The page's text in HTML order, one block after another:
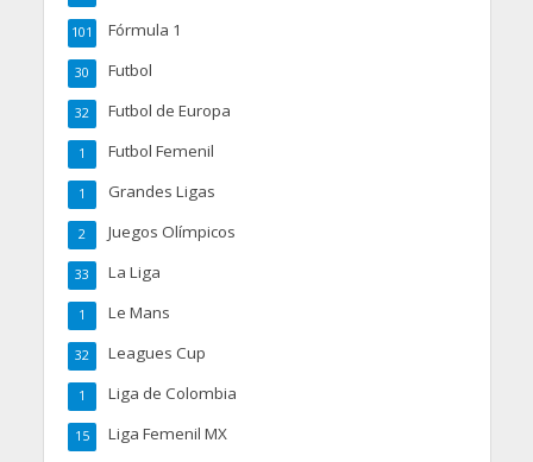
Fórmula 1
101
Futbol
30
Futbol de Europa
32
Futbol Femenil
1
Grandes Ligas
1
Juegos Olímpicos
2
La Liga
33
Le Mans
1
Leagues Cup
32
Liga de Colombia
1
Liga Femenil MX
15